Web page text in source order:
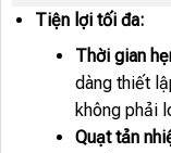
Tiện lợi tối đa:
Thời gian
dàng thiết
không phải
Quạt tản